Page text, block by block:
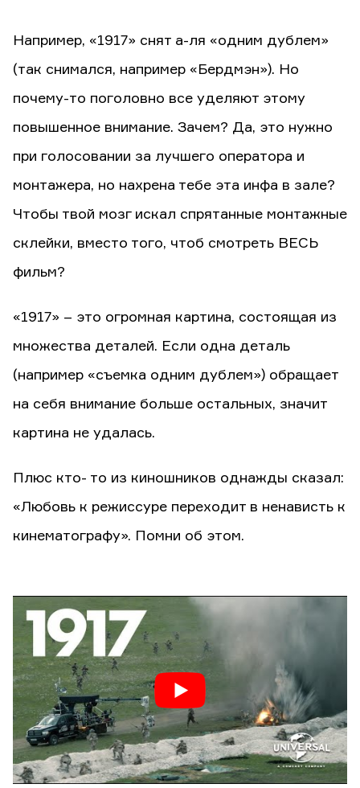
Например, «1917» снят а-ля «одним дублем»
(так снимался, например «Бердмэн»). Но
почему-то поголовно все уделяют этому
повышенное внимание. Зачем? Да, это нужно
при голосовании за лучшего оператора и
монтажера, но нахрена тебе эта инфа в зале?
Чтобы твой мозг искал спрятанные монтажные
склейки, вместо того, чтоб смотреть ВЕСЬ
фильм?
«1917» – это огромная картина, состоящая из
множества деталей. Если одна деталь
(например «съемка одним дублем») обращает
на себя внимание больше остальных, значит
картина не удалась.
Плюс кто- то из киношников однажды сказал:
«Любовь к режиссуре переходит в ненависть к
кинематографу». Помни об этом.